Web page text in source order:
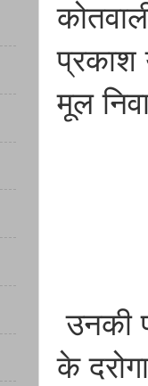
प्रकाश
मूल
उनकी
के